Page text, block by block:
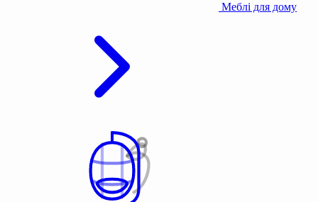
Меблі для дому